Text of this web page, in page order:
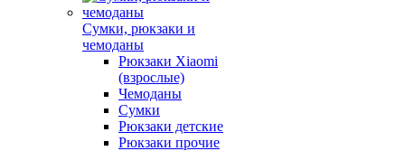
Сумки, рюкзаки и
чемоданы
Рюкзаки Xiaomi
(взрослые)
Чемоданы
Сумки
Рюкзаки детские
Рюкзаки прочие